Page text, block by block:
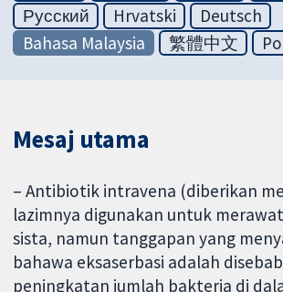
Русский
Hrvatski
Deutsch
Bahasa Malaysia
繁體中文
Mesaj utama
– Antibiotik intravena (diberikan
lazimnya digunakan untuk
sista, namun tanggapan yang
bahawa eksaserbasi adalah
peningkatan jumlah bakteria di